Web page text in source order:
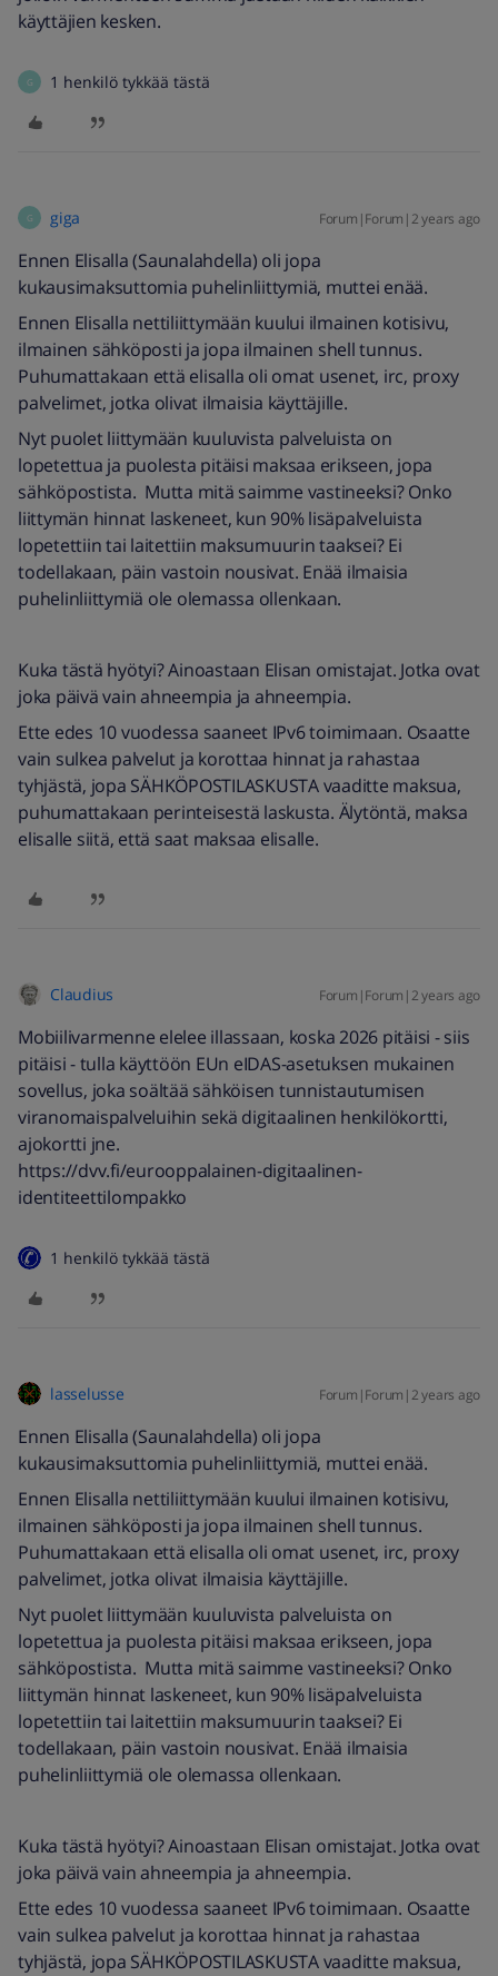
käyttäjien kesken.
G 1 henkilö tykkää tästä
G giga Forum|Forum|2 years ago
Ennen Elisalla (Saunalahdella) oli jopa
kukausimaksuttomia puhelinliittymiä, muttei enää.
Ennen Elisalla nettiliittymään kuului ilmainen kotisivu,
ilmainen sähköposti ja jopa ilmainen shell tunnus.
Puhumattakaan että elisalla oli omat usenet, irc, proxy
palvelimet, jotka olivat ilmaisia käyttäjille.
Nyt puolet liittymään kuuluvista palveluista on
lopetettua ja puolesta pitäisi maksaa erikseen, jopa
sähköpostista. Mutta mitä saimme vastineeksi? Onko
liittymän hinnat laskeneet, kun 90% lisäpalveluista
lopetettiin tai laitettiin maksumuurin taaksei? Ei
todellakaan, päin vastoin nousivat. Enää ilmaisia
puhelinliittymiä ole olemassa ollenkaan.
Kuka tästä hyötyi? Ainoastaan Elisan omistajat. Jotka ovat
joka päivä vain ahneempia ja ahneempia.
Ette edes 10 vuodessa saaneet IPv6 toimimaan. Osaatte
vain sulkea palvelut ja korottaa hinnat ja rahastaa
tyhjästä, jopa SÄHKÖPOSTILASKUSTA vaaditte maksua,
puhumattakaan perinteisestä laskusta. Älytöntä, maksa
elisalle siitä, että saat maksaa elisalle.
Claudius Forum|Forum|2 years ago
Mobiilivarmenne elelee illassaan, koska 2026 pitäisi - siis
pitäisi - tulla käyttöön EUn eIDAS-asetuksen mukainen
sovellus, joka soältää sähköisen tunnistautumisen
viranomaispalveluihin sekä digitaalinen henkilökortti,
ajokortti jne.
https://dvv.fi/eurooppalainen-digitaalinen-
identiteettilompakko
1 henkilö tykkää tästä
lasselusse Forum|Forum|2 years ago
Ennen Elisalla (Saunalahdella) oli jopa
kukausimaksuttomia puhelinliittymiä, muttei enää.
Ennen Elisalla nettiliittymään kuului ilmainen kotisivu,
ilmainen sähköposti ja jopa ilmainen shell tunnus.
Puhumattakaan että elisalla oli omat usenet, irc, proxy
palvelimet, jotka olivat ilmaisia käyttäjille.
Nyt puolet liittymään kuuluvista palveluista on
lopetettua ja puolesta pitäisi maksaa erikseen, jopa
sähköpostista. Mutta mitä saimme vastineeksi? Onko
liittymän hinnat laskeneet, kun 90% lisäpalveluista
lopetettiin tai laitettiin maksumuurin taaksei? Ei
todellakaan, päin vastoin nousivat. Enää ilmaisia
puhelinliittymiä ole olemassa ollenkaan.
Kuka tästä hyötyi? Ainoastaan Elisan omistajat. Jotka ovat
joka päivä vain ahneempia ja ahneempia.
Ette edes 10 vuodessa saaneet IPv6 toimimaan. Osaatte
vain sulkea palvelut ja korottaa hinnat ja rahastaa
tyhjästä, jopa SÄHKÖPOSTILASKUSTA vaaditte maksua,